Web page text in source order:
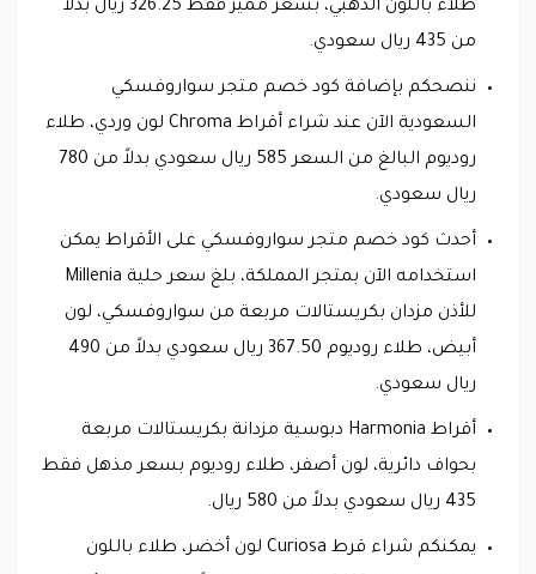
طلاء باللون الذهبي، بسعر مميز فقط 326.25 ريال بدلاً
من 435 ريال سعودي.
ننصحكم بإضافة كود خصم متجر سواروفسكي
السعودية الآن عند شراء أقراط Chroma لون وردي، طلاء
روديوم البالغ من السعر 585 ريال سعودي بدلاً من 780
ريال سعودي.
أحدث كود خصم متجر سواروفسكي على الأقراط يمكن
استخدامه الآن بمتجر المملكة، بلغ سعر حلية Millenia
للأذن مزدان بكريستالات مربعة من سواروفسكي، لون
أبيض، طلاء روديوم 367.50 ريال سعودي بدلاً من 490
ريال سعودي.
أقراط Harmonia دبوسية مزدانة بكريستالات مربعة
بحواف دائرية، لون أصفر، طلاء روديوم بسعر مذهل فقط
435 ريال سعودي بدلاً من 580 ريال.
يمكنكم شراء قرط Curiosa لون أخضر، طلاء باللون